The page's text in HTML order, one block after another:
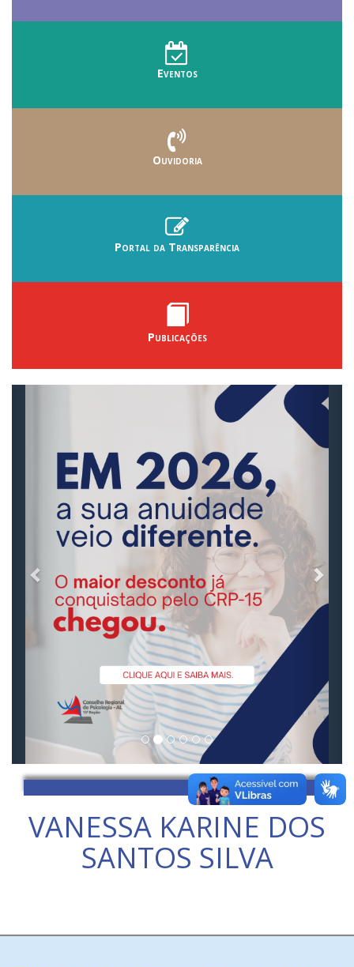
Eventos
Ouvidoria
Portal da Transparência
Publicações
VANESSA KARINE DOS
SANTOS SILVA